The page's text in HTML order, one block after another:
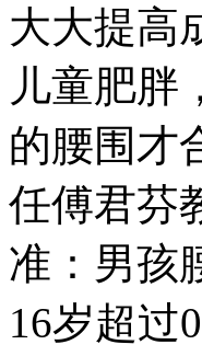
大大提高
儿童肥胖
的腰围才
任傅君芬
准：男孩
16岁超过